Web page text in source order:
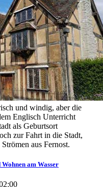
und windig, aber die
Englisch Unterricht
als Geburtsort
zur Fahrt in die Stadt,
aus Fernost.
am Wasser